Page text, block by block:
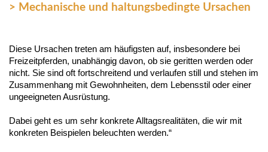
> Mechanische und haltungsbedingte Ursachen
Diese Ursachen treten am häufigsten auf, insbesondere bei
Freizeitpferden, unabhängig davon, ob sie geritten werden oder
nicht. Sie sind oft fortschreitend und verlaufen still und stehen im
Zusammenhang mit Gewohnheiten, dem Lebensstil oder einer
ungeeigneten Ausrüstung.
Dabei geht es um sehr konkrete Alltagsrealitäten, die wir mit
konkreten Beispielen beleuchten werden.“